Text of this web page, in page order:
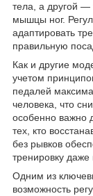
тела, а другой —
мышцы ног.
адаптировать
правильную
Как и другие
учетом
педалей
человека, что
особенно важно
тех, кто
без рывков
тренировку даже
Одним из
возможность